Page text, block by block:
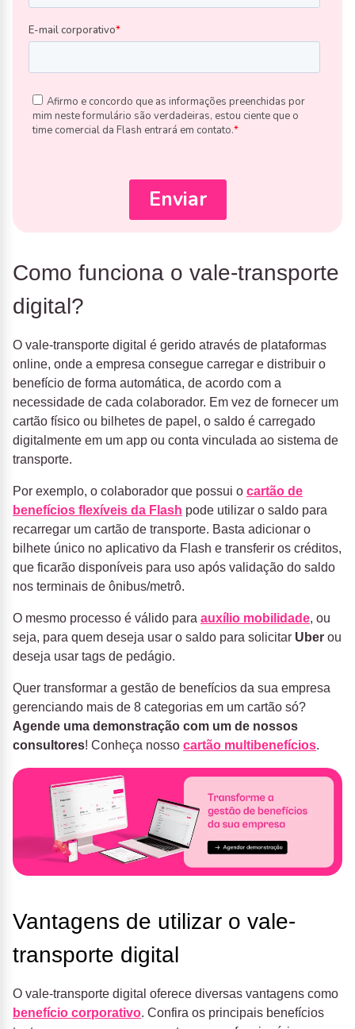
Como funciona o vale-transporte
digital?
O vale-transporte digital é gerido através de plataformas
online, onde a empresa consegue carregar e distribuir o
benefício de forma automática, de acordo com a
necessidade de cada colaborador. Em vez de fornecer um
cartão físico ou bilhetes de papel, o saldo é carregado
digitalmente em um app ou conta vinculada ao sistema de
transporte.
Por exemplo, o colaborador que possui o cartão de
benefícios flexíveis da Flash pode utilizar o saldo para
recarregar um cartão de transporte. Basta adicionar o
bilhete único no aplicativo da Flash e transferir os créditos,
que ficarão disponíveis para uso após validação do saldo
nos terminais de ônibus/metrô.
O mesmo processo é válido para auxílio mobilidade, ou
seja, para quem deseja usar o saldo para solicitar Uber ou
deseja usar tags de pedágio.
Quer transformar a gestão de benefícios da sua empresa
gerenciando mais de 8 categorias em um cartão só?
Agende uma demonstração com um de nossos
consultores! Conheça nosso cartão multibenefícios.
Vantagens de utilizar o vale-
transporte digital
O vale-transporte digital oferece diversas vantagens como
benefício corporativo. Confira os principais benefícios